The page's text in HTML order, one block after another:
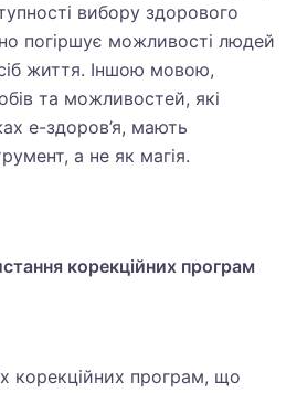
вибору здорового
погіршує можливості людей
життя. Іншою мовою,
та можливостей, які
е-здоров’я, мають
а не як магія.
корекційних програм
корекційних програм, що